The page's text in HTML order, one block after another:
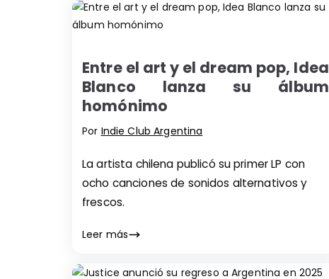
Entre el art y el dream pop, Idea
Blanco lanza su álbum
homónimo
Por Indie Club Argentina
La artista chilena publicó su primer LP con
ocho canciones de sonidos alternativos y
frescos.
Leer más